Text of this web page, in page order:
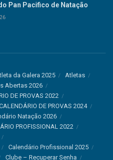
Pan Pacifico de Natação
da Galera 2025
Atletas
Abertas 2026
DE PROVAS 2022
DE PROVAS 2024
Natação 2026
PROFISSIONAL 2022
Calendário Profissional 2025
Clube – Recuperar Senha